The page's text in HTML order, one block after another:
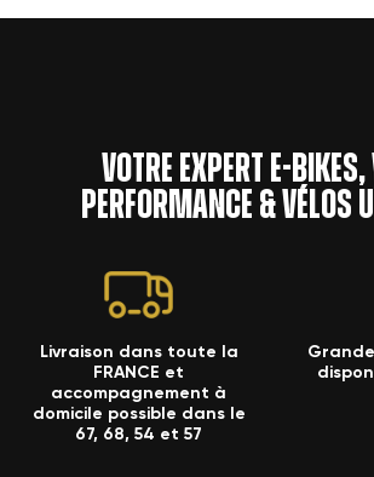
Votre expert e-
performance & vélos
Livraison dans toute la
FRANCE et
accompagnement à
domicile possible dans le
67, 68, 54 et 57